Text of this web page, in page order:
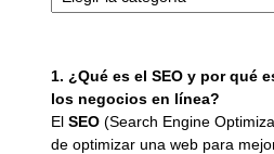
1. ¿Qué es el SEO y por qué
los negocios en línea?
El SEO (Search Engine
de optimizar una web para